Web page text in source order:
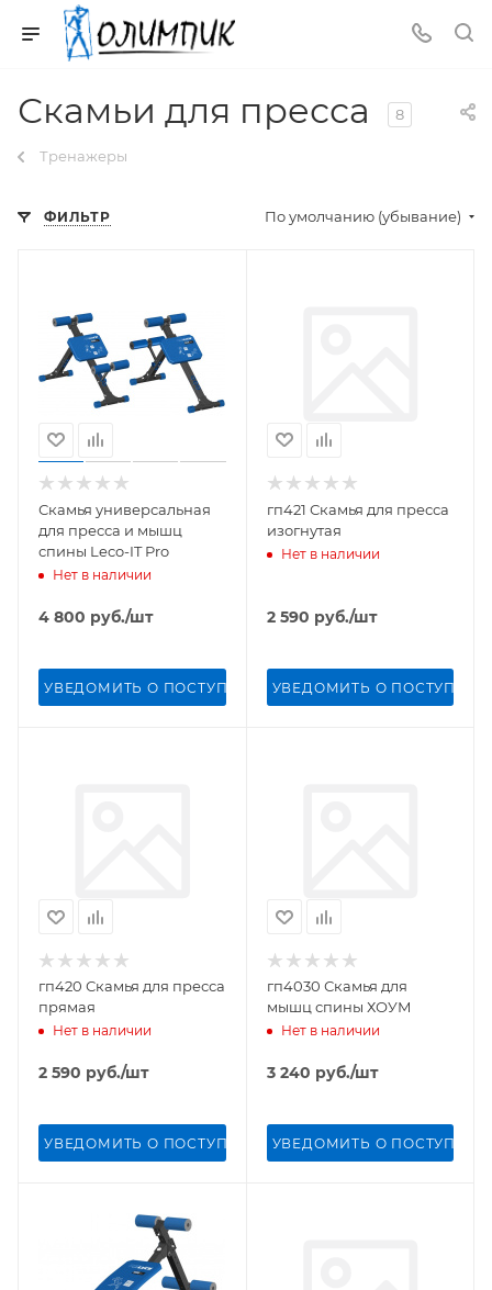
Скамьи для пресса 8
Тренажеры
ФИЛЬТР По умолчанию (убывание)
Скамья универсальная
для пресса и мышц
спины Leco-IT Pro
Нет в наличии
4 800 руб./шт
УВЕДОМИТЬ О ПОСТУПЛЕНИИ
гп421 Скамья для пресса
изогнутая
Нет в наличии
2 590 руб./шт
УВЕДОМИТЬ О
гп420 Скамья для пресса
прямая
Нет в наличии
2 590 руб./шт
УВЕДОМИТЬ О ПОСТУПЛЕНИИ
гп4030 Скамья для
мышц спины ХОУМ
Нет в наличии
3 240 руб./шт
УВЕДОМИТЬ О